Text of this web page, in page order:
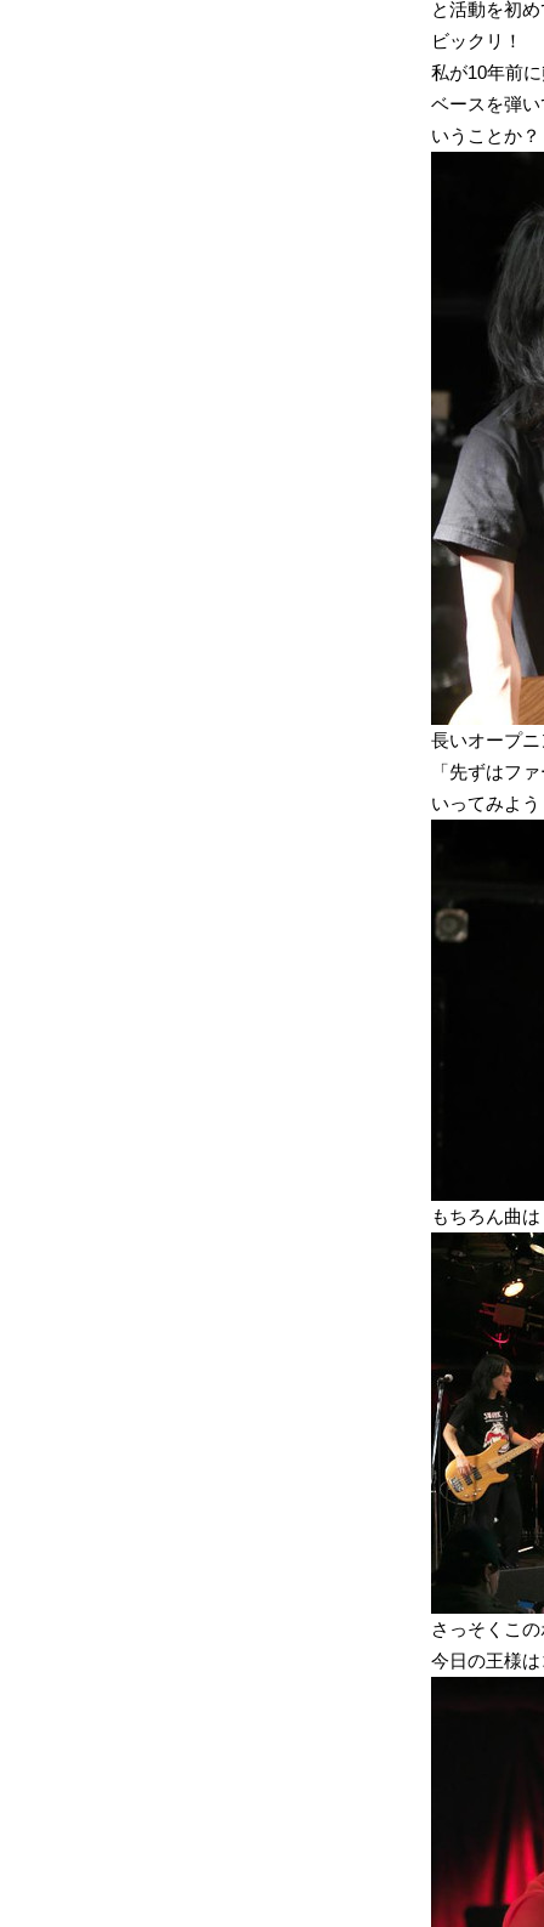
と活動を初
ビックリ！
私が10年前
ベースを弾
いうことか？
長いオープ
「先ずはフ
いってみよ
もちろん曲
さっそくこ
今日の王様